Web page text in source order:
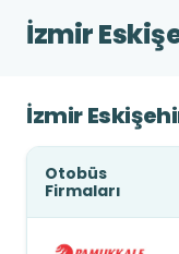
İzmir
İzmir
Otobüs
Firmaları